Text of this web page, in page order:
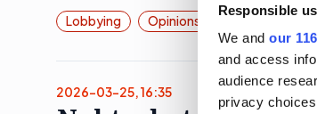
Responsible
We and our
and access
audience
privacy
Lobbying Opinionsbildning Politik
2026-03-25, 16:35